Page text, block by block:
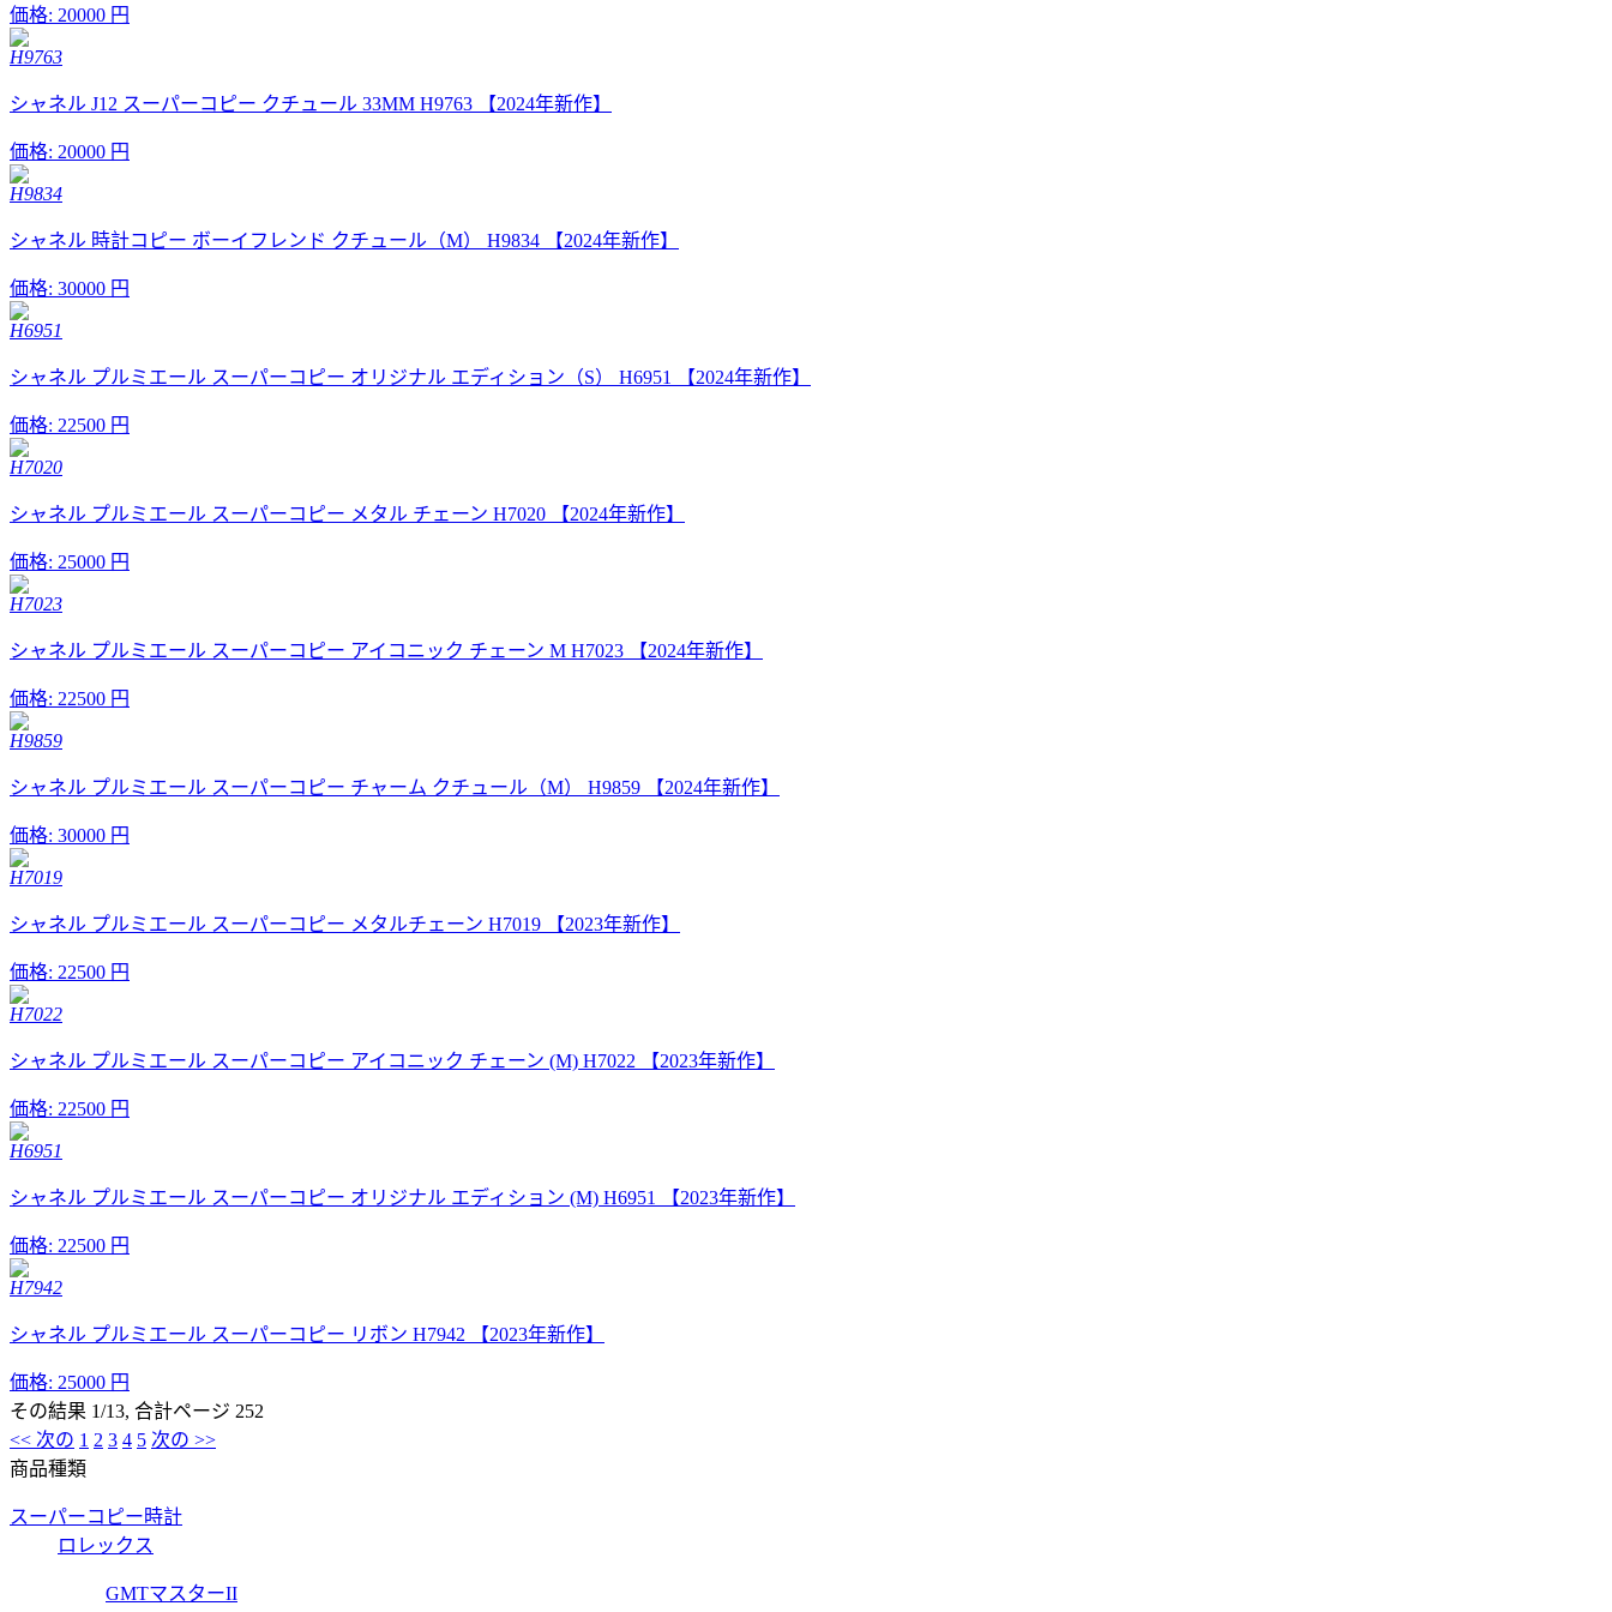
価格: 20000 円
H9763
シャネル J12 スーパーコピー クチュール 33MM H9763 【2024年新作】
価格: 20000 円
H9834
シャネル 時計コピー ボーイフレンド クチュール（M） H9834 【2024年新作】
価格: 30000 円
H6951
シャネル プルミエール スーパーコピー オリジナル エディション（S） H6951 【2024年新作】
価格: 22500 円
H7020
シャネル プルミエール スーパーコピー メタル チェーン H7020 【2024年新作】
価格: 25000 円
H7023
シャネル プルミエール スーパーコピー アイコニック チェーン M H7023 【2024年新作】
価格: 22500 円
H9859
シャネル プルミエール スーパーコピー チャーム クチュール（M） H9859 【2024年新作】
価格: 30000 円
H7019
シャネル プルミエール スーパーコピー メタルチェーン H7019 【2023年新作】
価格: 22500 円
H7022
シャネル プルミエール スーパーコピー アイコニック チェーン (M) H7022 【2023年新作】
価格: 22500 円
H6951
シャネル プルミエール スーパーコピー オリジナル エディション (M) H6951 【2023年新作】
価格: 22500 円
H7942
シャネル プルミエール スーパーコピー リボン H7942 【2023年新作】
価格: 25000 円
その結果 1/13, 合計ページ 252
<< 次の 1 2 3 4 5 次の >>
商品種類
スーパーコピー時計
ロレックス
GMTマスターII